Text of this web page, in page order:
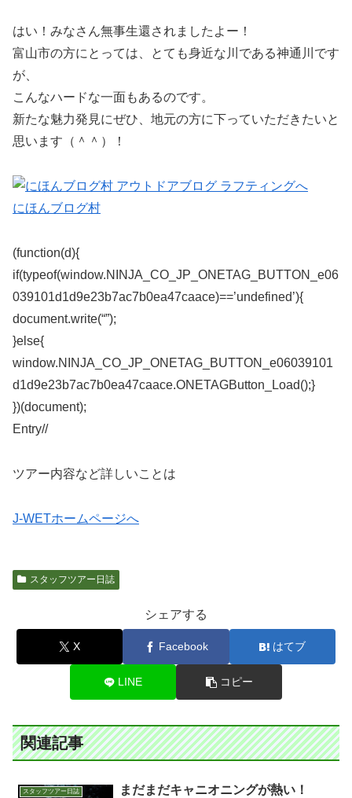
はい！みなさん無事生還されましたよー！
富山市の方にとっては、とても身近な川である神通川です
が、
こんなハードな一面もあるのです。
新たな魅力発見にぜひ、地元の方に下っていただきたいと
思います（＾＾）！
にほんブログ村
(function(d){
if(typeof(window.NINJA_CO_JP_ONETAG_BUTTON_e06
039101d1d9e23b7ac7b0ea47caace)==’undefined’){
document.write(“”);
}else{
window.NINJA_CO_JP_ONETAG_BUTTON_e06039101
d1d9e23b7ac7b0ea47caace.ONETAGButton_Load();}
})(document);
Entry//
ツアー内容など詳しいことは
J-WETホームページへ
スタッフツアー日誌
シェアする
X Facebook はてブ
LINE コピー
関連記事
スタッフツアー日誌 まだまだキャニオニングが熱い！